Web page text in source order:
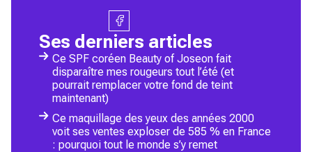
Ses derniers articles
Ce SPF coréen Beauty of Joseon fait
disparaître mes rougeurs tout l’été (et
pourrait remplacer votre fond de teint
maintenant)
Ce maquillage des yeux des années 2000
voit ses ventes exploser de 585 % en France
: pourquoi tout le monde s’y remet